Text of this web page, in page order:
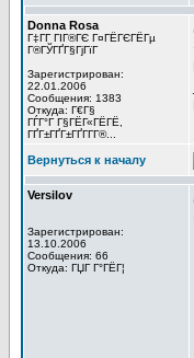
Donna Rosa
Г‡Г­Г ГІГ®ГЄ Г¤ГЁГЄГЁГµ
Г®ГЎГҐГ§ГјГїГ­
Зарегистрирован:
22.01.2006
Сообщения: 1383
Откуда: Г€Г§
ГЃГ°Г Г§ГЁГ«ГЁГЁ,
ГҐГ±ГҐГ±ГҐГ­Г­Г®...
Вернуться к началу
Versilov
Зарегистрирован:
13.10.2006
Сообщения: 66
Откуда: ГЏГ Г°ГЁГ¦